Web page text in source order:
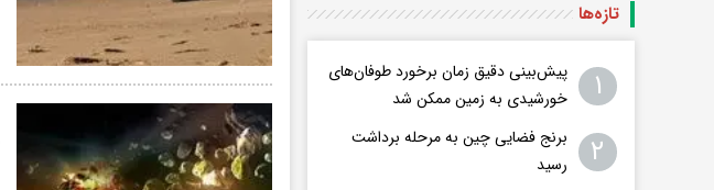
تازه‌ها
۱
پیش‌بینی دقیق زمان برخورد طوفان‌های
خورشیدی به زمین ممکن شد
۲
برنج فضایی چین به مرحله برداشت
رسید